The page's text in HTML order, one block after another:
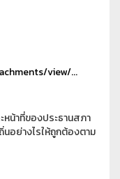
view/...
น้าที่ของประธานสภา
อย่างไรให้ถูกต้องตาม